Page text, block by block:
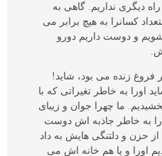
دیگری نداریم. گاهی به
کسانرا به هیچ برابر می
و دوست داریم دورو
فروغ زنده می بود، شاید!
اورا به خاطر تغیراتی که با
ما چهرا جوان و زیبای
به خاطر جاذبه اش دوست
حزن و دلتنگی هایش به داد
اورا و یا هم خانه اش می